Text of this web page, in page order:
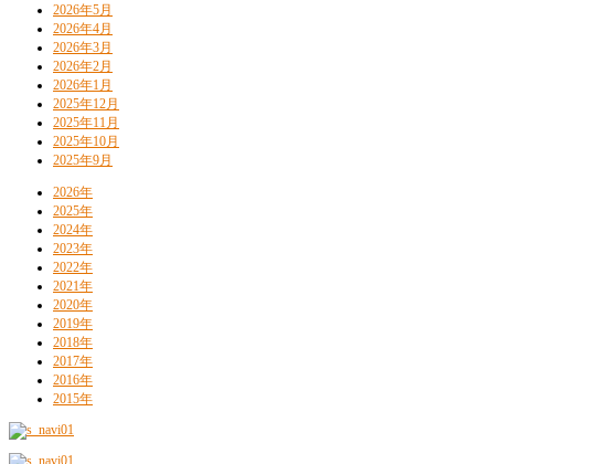
2026年5月
2026年4月
2026年3月
2026年2月
2026年1月
2025年12月
2025年11月
2025年10月
2025年9月
2026年
2025年
2024年
2023年
2022年
2021年
2020年
2019年
2018年
2017年
2016年
2015年